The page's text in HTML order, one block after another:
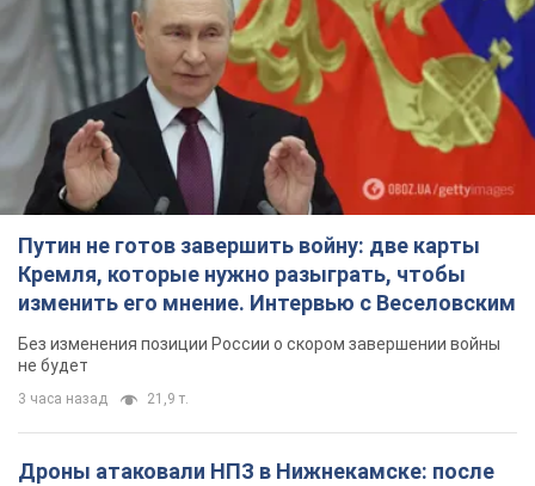
Без изменения позиции России о скором завершении войны
не будет
3 часа назад 21,9 т.
Дроны атаковали НПЗ в Нижнекамске: после
взрывов был виден дым. Видео
Местные жители активно публиковали фото и видео
2 часа назад 3,6 т.
Украина готовит Чернобыль к очередной
попытке вторжения со стороны России –
медиа
Журналисты рассказали, что происходит в зоне